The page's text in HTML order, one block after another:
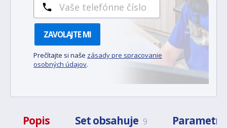
ZAVOLAJTE MI
Prečítajte si naše zásady pre spracovanie
osobných údajov.
Popis Set obsahuje 9 Parametre